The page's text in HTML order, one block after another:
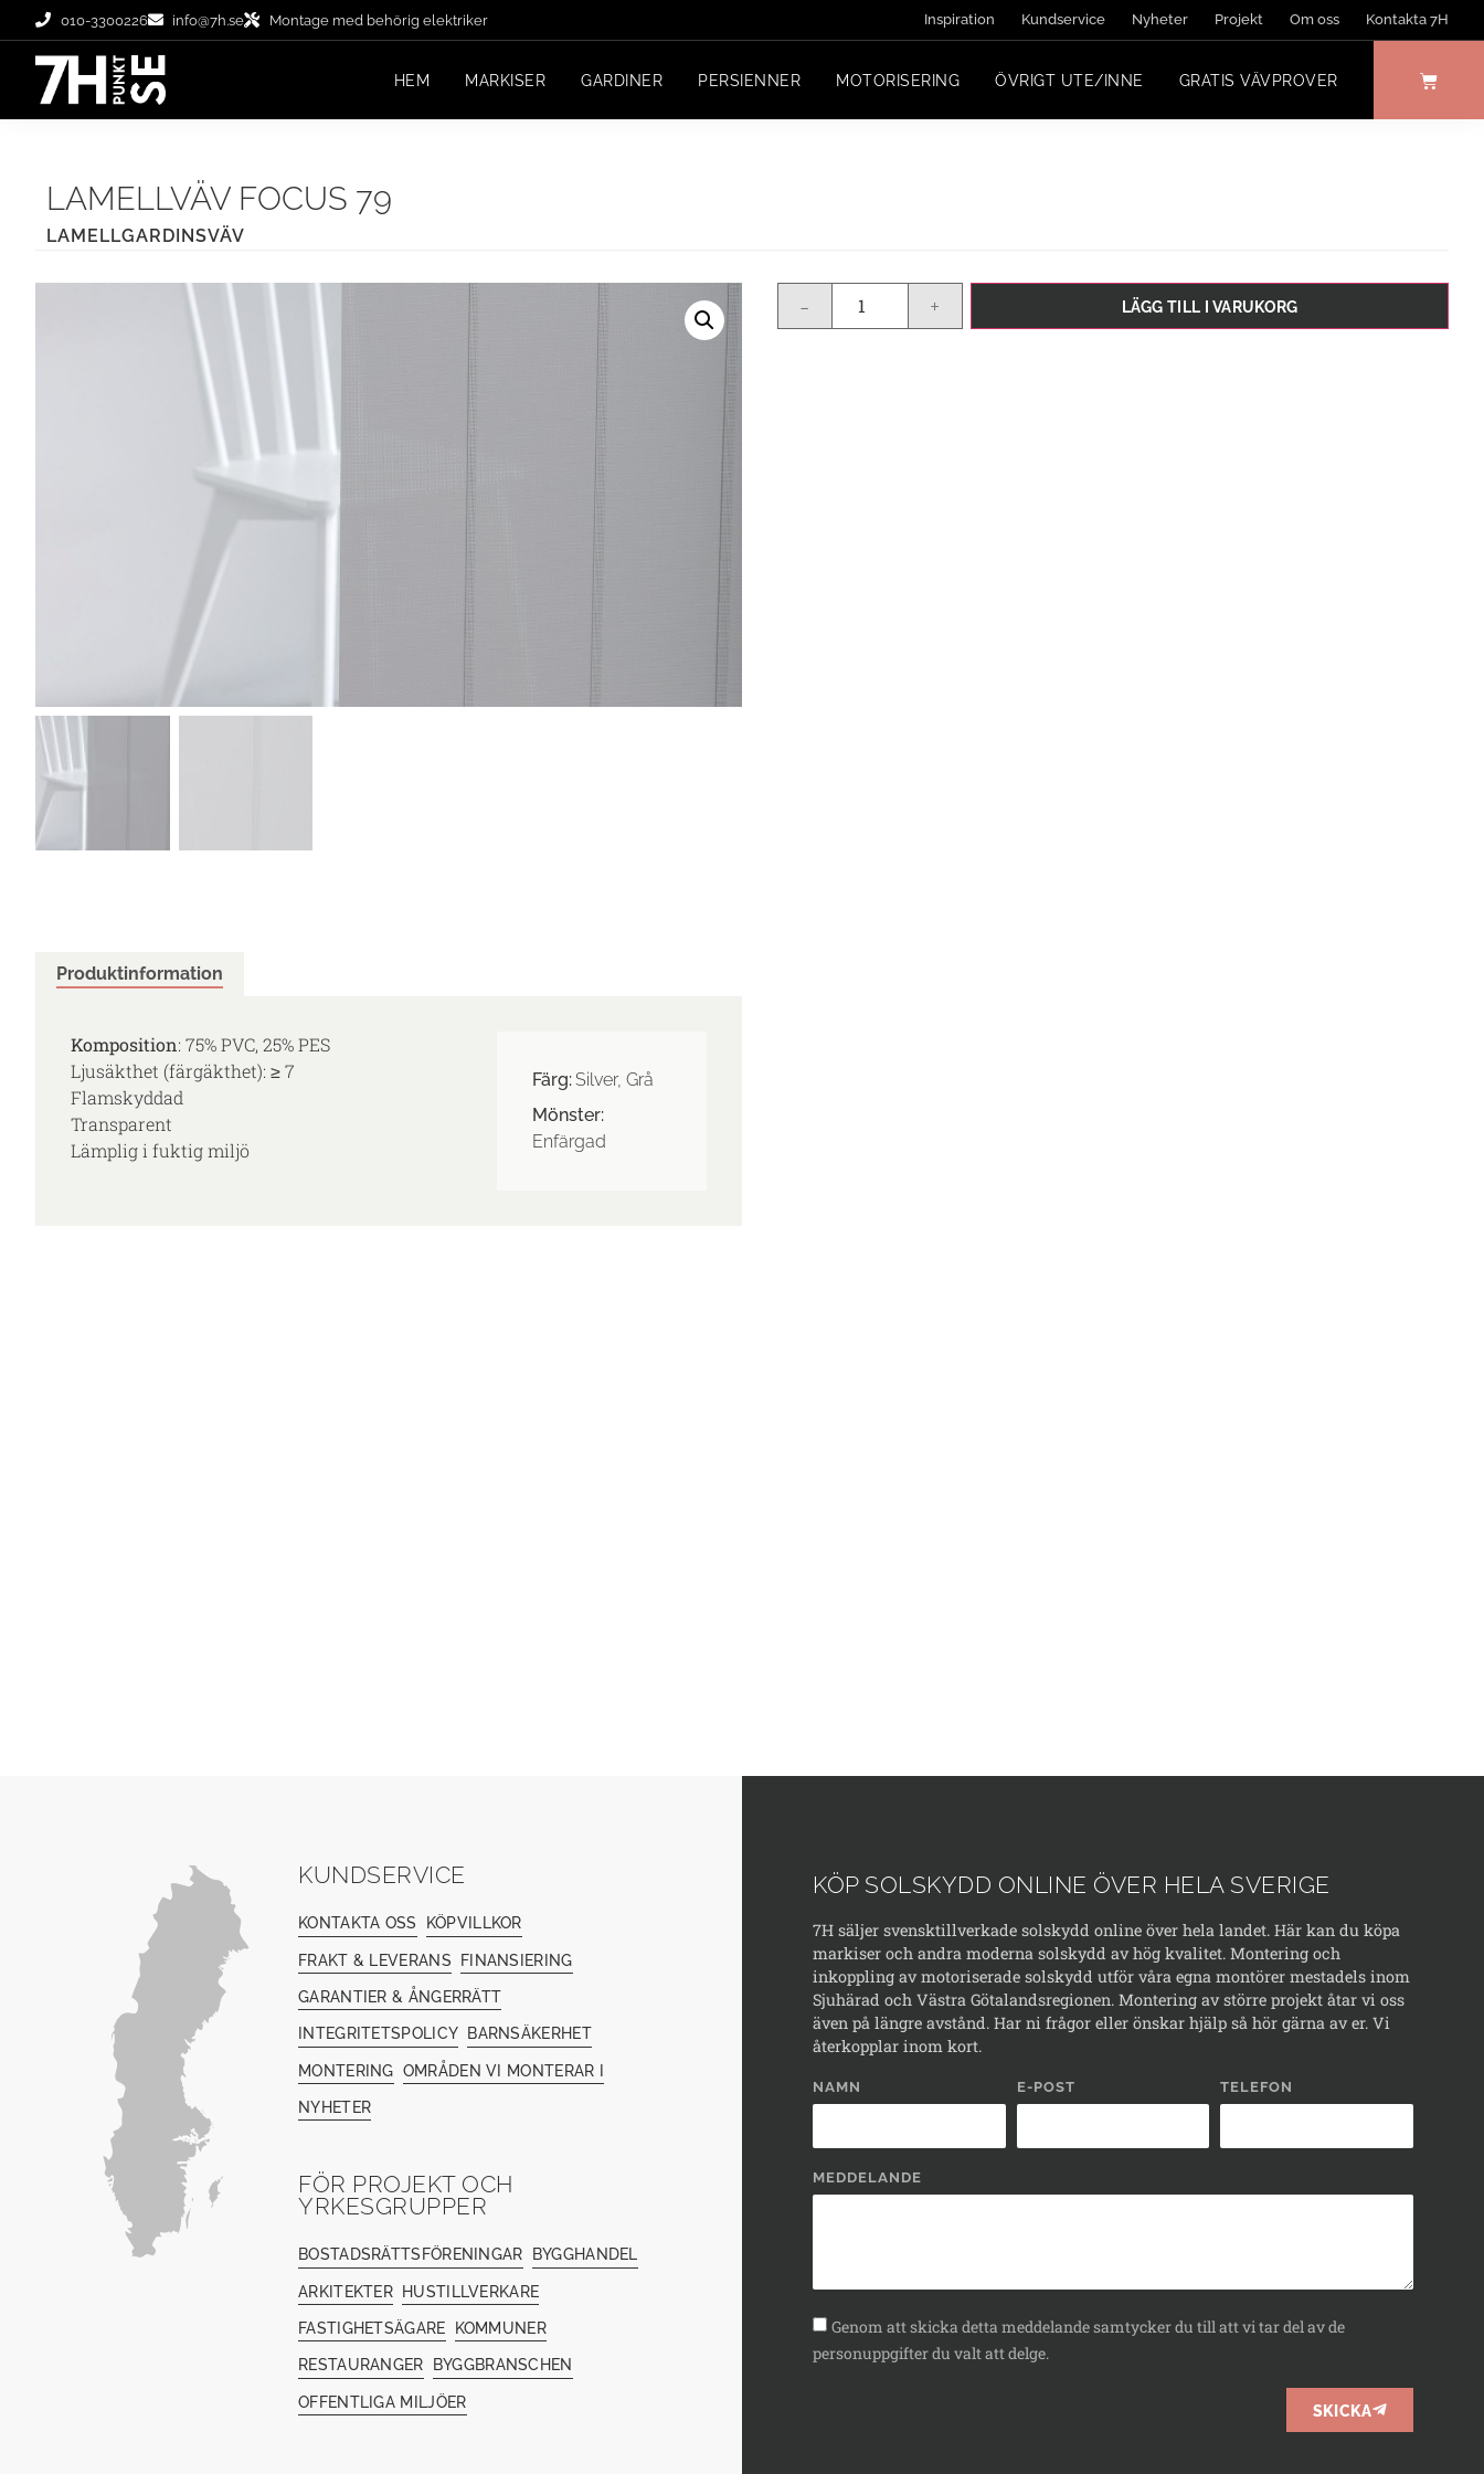
010-3300226 info@7h.se Montage med behörig elektriker Inspiration Kundservice Nyheter Projekt Om oss Kontakta 7H
HEM MARKISER GARDINER PERSIENNER MOTORISERING ÖVRIGT UTE/INNE GRATIS VÄVPROVER
LAMELLVÄV FOCUS 79
LAMELLGARDINSVÄV
Produktinformation
Komposition: 75% PVC, 25% PES
Ljusäkthet (färgäkthet): ≥ 7
Flamskyddad
Transparent
Lämplig i fuktig miljö
Färg:Silver, Grå
Mönster:
Enfärgad
- + LÄGG TILL I VARUKORG
KUNDSERVICE
KONTAKTA OSS
KÖPVILLKOR
FRAKT & LEVERANS FINANSIERING
GARANTIER & ÅNGERRÄTT
INTEGRITETSPOLICY BARNSÄKERHET
MONTERING OMRÅDEN VI MONTERAR I
NYHETER
FÖR PROJEKT OCH
YRKESGRUPPER
BOSTADSRÄTTSFÖRENINGAR BYGGHANDEL
ARKITEKTER HUSTILLVERKARE
FASTIGHETSÄGARE KOMMUNER
RESTAURANGER BYGGBRANSCHEN
OFFENTLIGA MILJÖER
KÖP SOLSKYDD ONLINE ÖVER HELA SVERIGE
7H säljer svensktillverkade solskydd online över hela landet. Här kan du köpa
markiser och andra moderna solskydd av hög kvalitet. Montering och
inkoppling av motoriserade solskydd utför våra egna montörer mestadels inom
Sjuhärad och Västra Götalandsregionen. Montering av större projekt åtar vi oss
även på längre avstånd. Har ni frågor eller önskar hjälp så hör gärna av er. Vi
återkopplar inom kort.
NAMN E-POST TELEFON
MEDDELANDE
Genom att skicka detta meddelande samtycker du till att vi tar del av de
personuppgifter du valt att delge.
SKICKA